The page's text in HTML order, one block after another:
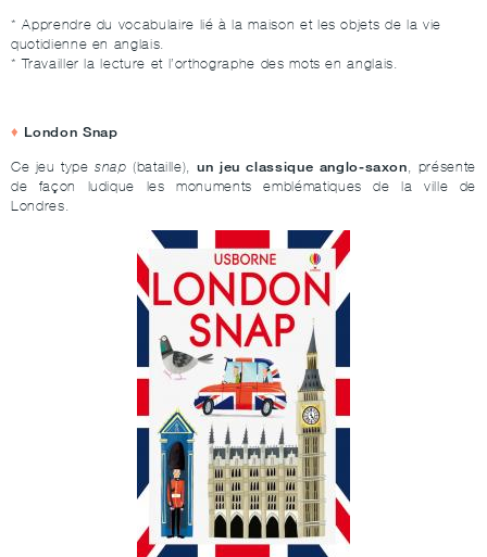
* Apprendre du vocabulaire lié à la maison et les objets de la vie
quotidienne en anglais.
* Travailler la lecture et l’orthographe des mots en anglais.
London Snap
Ce jeu type snap (bataille),un jeu classique anglo-saxon , présente
de façon ludique les monuments emblématiques de la ville de
Londres.